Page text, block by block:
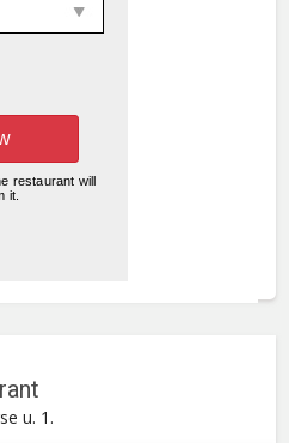
u. 1.